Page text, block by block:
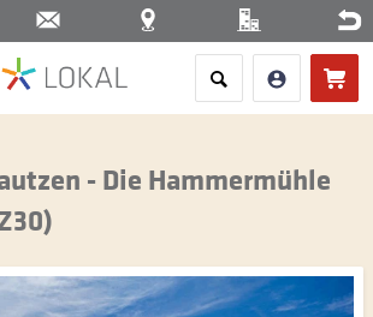
- Die Hammermühle